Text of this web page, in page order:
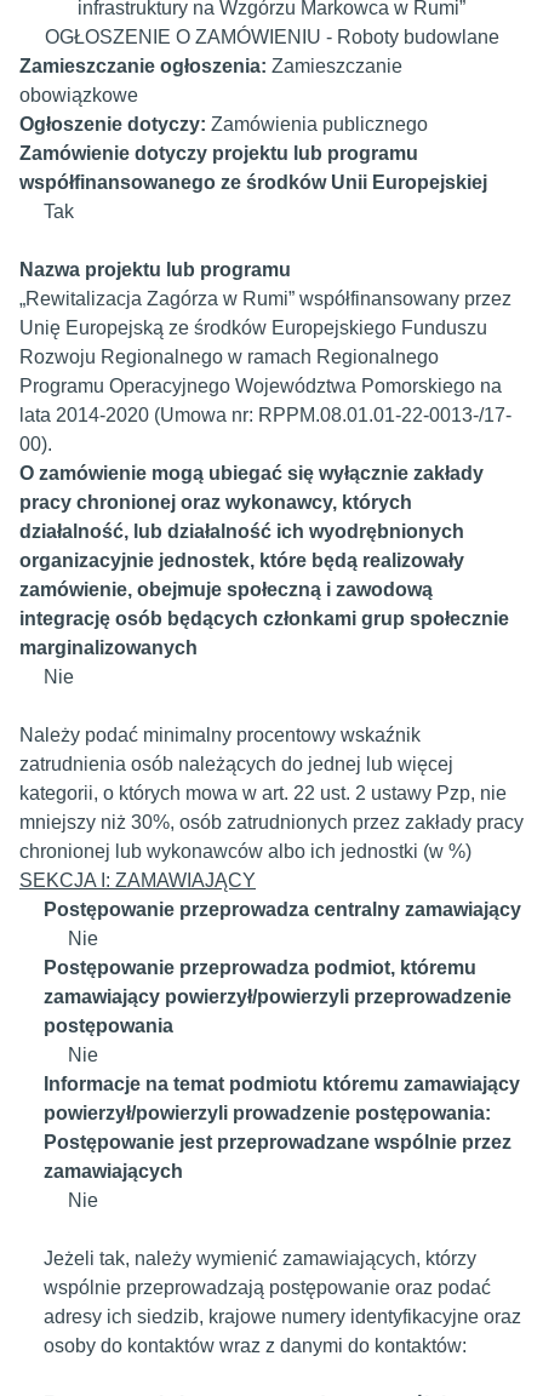
infrastruktury na Wzgórzu Markowca w Rumi”
OGŁOSZENIE O ZAMÓWIENIU - Roboty budowlane
Zamieszczanie ogłoszenia: Zamieszczanie
obowiązkowe
Ogłoszenie dotyczy: Zamówienia publicznego
Zamówienie dotyczy projektu lub programu
współfinansowanego ze środków Unii Europejskiej
Tak
Nazwa projektu lub programu
„Rewitalizacja Zagórza w Rumi” współfinansowany przez
Unię Europejską ze środków Europejskiego Funduszu
Rozwoju Regionalnego w ramach Regionalnego
Programu Operacyjnego Województwa Pomorskiego na
lata 2014-2020 (Umowa nr: RPPM.08.01.01-22-0013-/17-
00).
O zamówienie mogą ubiegać się wyłącznie zakłady
pracy chronionej oraz wykonawcy, których
działalność, lub działalność ich wyodrębnionych
organizacyjnie jednostek, które będą realizowały
zamówienie, obejmuje społeczną i zawodową
integrację osób będących członkami grup społecznie
marginalizowanych
Nie
Należy podać minimalny procentowy wskaźnik
zatrudnienia osób należących do jednej lub więcej
kategorii, o których mowa w art. 22 ust. 2 ustawy Pzp, nie
mniejszy niż 30%, osób zatrudnionych przez zakłady pracy
chronionej lub wykonawców albo ich jednostki (w %)
SEKCJA I: ZAMAWIAJĄCY
Postępowanie przeprowadza centralny zamawiający
Nie
Postępowanie przeprowadza podmiot, któremu
zamawiający powierzył/powierzyli przeprowadzenie
postępowania
Nie
Informacje na temat podmiotu któremu zamawiający
powierzył/powierzyli prowadzenie postępowania:
Postępowanie jest przeprowadzane wspólnie przez
zamawiających
Nie
Jeżeli tak, należy wymienić zamawiających, którzy
wspólnie przeprowadzają postępowanie oraz podać
adresy ich siedzib, krajowe numery identyfikacyjne oraz
osoby do kontaktów wraz z danymi do kontaktów: